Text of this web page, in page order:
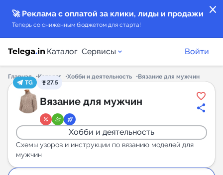
close
🚀 Реклама с оплатой за клики, лиды и продажи
Теперь со сниженным бюджетом для старта!
Каталог Сервисы
Каталог каналов
Каталог ботов
Горящие предложения
Индекс читаемости каналов в Telegram
Войти
Главная Каталог Хобби и деятельность
Вязание для мужчин
TG
27.5
Вязание для мужчин
Хобби и деятельность
Схемы узоров и инструкции по вязанию моделей для
мужчин